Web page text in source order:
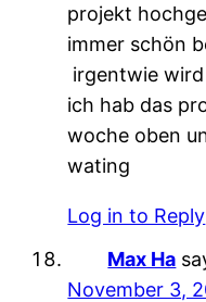
projekt
immer schön
irgentwie
ich hab das
woche oben
wating
Log in to Reply
Max Ha
November 3,